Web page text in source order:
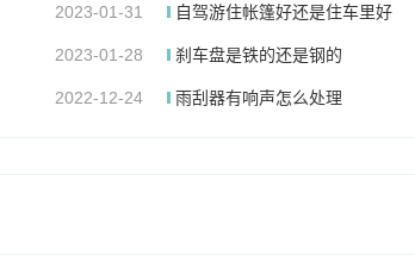
2023-01-31 自驾游住帐篷好还是住车里好
2023-01-28 刹车盘是铁的还是钢的
2022-12-24 雨刮器有响声怎么处理